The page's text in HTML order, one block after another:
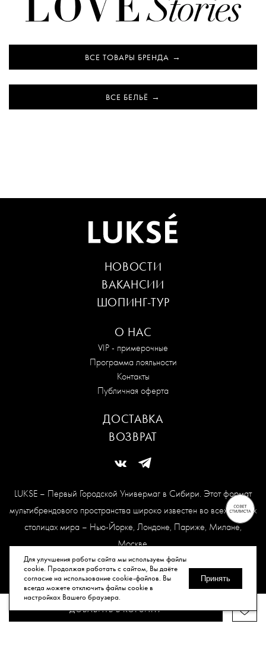
Для улучшения работы сайта мы используем файлы
cookie. Продолжая работать с сайтом, Вы даёте
согласие на использование cookie-файлов. Вы
всегда можете отключить файлы cookie в
настройках Вашего браузера.
Принять
ДОБАВИТЬ В КОРЗИНУ
ВСЕ ТОВАРЫ БРЕНДА
ВСЕ БЕЛЬЁ
LUKSE – Первый Городской Универмаг в Сибири. Этот формат
мультибрендового пространства широко известен во всех модных
столицах мира – Нью-Йорке, Лондоне, Париже, Милане,
Москве.
Карта сайта
© Все права защищены, 2026.
О НАС
VIP - примерочные
Программа лояльности
Контакты
Публичная оферта
НОВОСТИ
ВАКАНСИИ
ШОПИНГ-ТУР
ДОСТАВКА
ВОЗВРАТ